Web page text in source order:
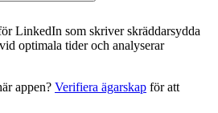
LinkedIn som skriver skräddarsydda
optimala tider och analyserar
appen? Verifiera ägarskap för att